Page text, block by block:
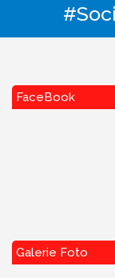
FaceBook
Galerie Foto